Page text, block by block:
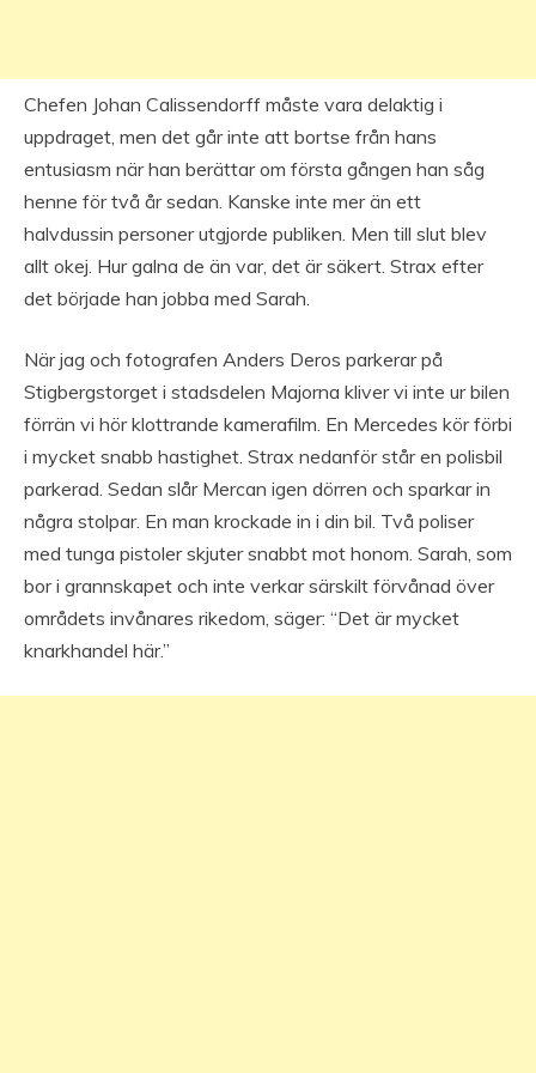
Chefen Johan Calissendorff måste vara delaktig i
uppdraget, men det går inte att bortse från hans
entusiasm när han berättar om första gången han såg
henne för två år sedan. Kanske inte mer än ett
halvdussin personer utgjorde publiken. Men till slut blev
allt okej. Hur galna de än var, det är säkert. Strax efter
det började han jobba med Sarah.
När jag och fotografen Anders Deros parkerar på
Stigbergstorget i stadsdelen Majorna kliver vi inte ur bilen
förrän vi hör klottrande kamerafilm. En Mercedes kör förbi
i mycket snabb hastighet. Strax nedanför står en polisbil
parkerad. Sedan slår Mercan igen dörren och sparkar in
några stolpar. En man krockade in i din bil. Två poliser
med tunga pistoler skjuter snabbt mot honom. Sarah, som
bor i grannskapet och inte verkar särskilt förvånad över
områdets invånares rikedom, säger: “Det är mycket
knarkhandel här.”